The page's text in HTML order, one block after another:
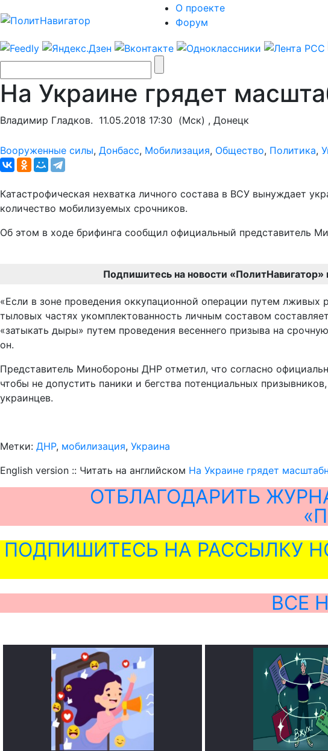
О проекте
Форум
На Украине грядет
Владимир Гладков. 11.05.2018 17:30 (Мск) , Донецк
Вооруженные силы, Донбасс, Мобилизация, Общество, Политика,
Катастрофическая нехватка личного состава в ВСУ вынуждает
количество мобилизуемых срочников.
Об этом в ходе брифинга сообщил официальный представитель
Подпишитесь на новости «ПолитНавигатор»
«Если в зоне проведения оккупационной операции путем лживых
тыловых частях укомплектованность личным составом
«затыкать дыры» путем проведения весеннего призыва на
он.
Представитель Минобороны ДНР отметил, что согласно
чтобы не допустить паники и бегства потенциальных
украинцев.
Метки: ДНР, мобилизация, Украина
English version :: Читать на английском На Украине грядет
ОТБЛАГОДАРИТЬ
ПОДПИШИТЕСЬ НА РАССЫЛКУ
ВСЕ